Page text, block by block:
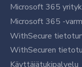
Microsoft 365
Microsoft 365 -
WithSecure
WithSecuren
Käyttäjätukipalvelu